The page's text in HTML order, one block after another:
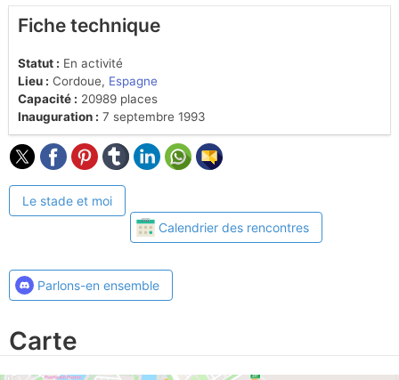
Fiche technique
Statut : En activité
Lieu : Cordoue, Espagne
Capacité : 20989 places
Inauguration : 7 septembre 1993
Le stade et moi
Calendrier des rencontres
Parlons-en ensemble
Carte